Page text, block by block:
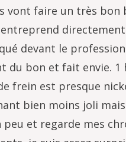
vont faire un très bon
devant le
du bon et fait envie. 1
frein est presque
bien moins joli
peu et regarde mes